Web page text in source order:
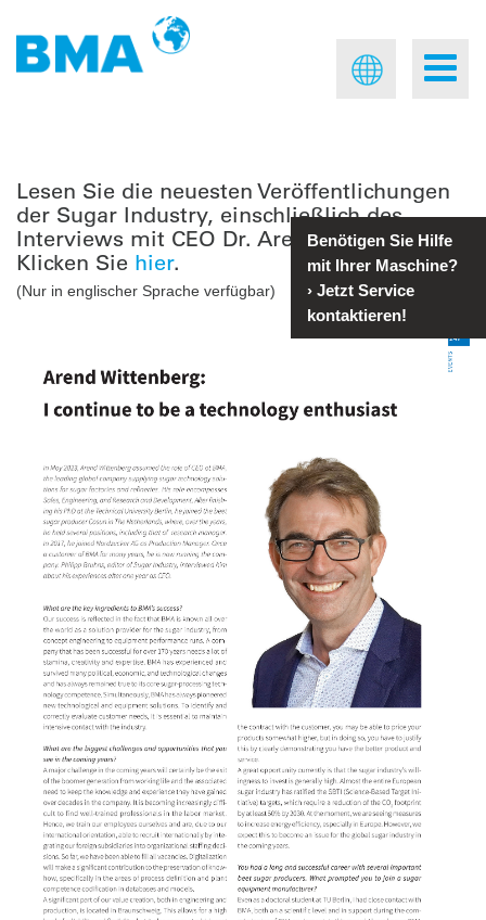
Lesen Sie die neuesten Veröffentlichungen
der Sugar Industry, einschließlich des
Interviews mit CEO Dr. Arend Wittenberg.
Klicken Sie hier.
(Nur in englischer Sprache verfügbar)
Benötigen Sie Hilfe
mit Ihrer Maschine?
› Jetzt Service
kontaktieren!